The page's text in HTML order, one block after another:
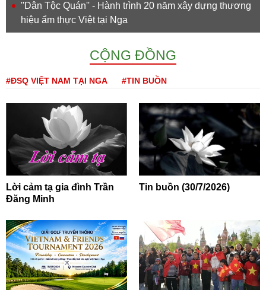
''Dân Tộc Quán'' - Hành trình 20 năm xây dựng thương
hiệu ẩm thực Việt tại Nga
CỘNG ĐỒNG
#ĐSQ VIỆT NAM TẠI NGA #TIN BUỒN
Lời cảm tạ gia đình Trần
Đăng Minh
Tin buồn (30/7/2026)